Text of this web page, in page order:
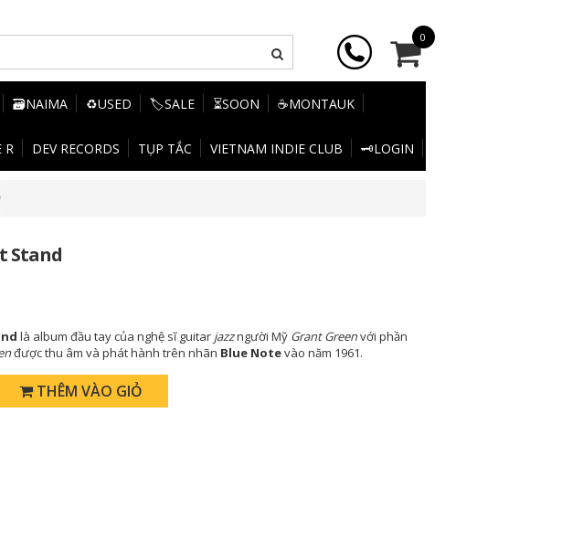
0
🗃️NAIMA ♻️USED 🏷️SALE ⏳SOON ☕MONTAUK
R DEV RECORDS TỤP TẮC VIETNAM INDIE CLUB 🗝️LOGIN
Stand
là album đầu tay của nghệ sĩ guitar jazzngười Mỹ Grant Greenvới phần
được thu âm và phát hành trên nhãn Blue Notevào năm 1961.
THÊM VÀO GIỎ